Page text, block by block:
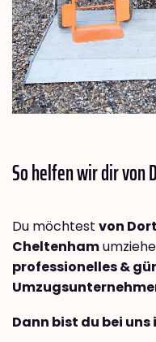
So helfen wir dir von
Du möchtest von
Cheltenham
professionelles &
Dann bist du bei